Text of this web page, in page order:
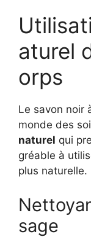
aturel
orps
Le savon noir
monde des
naturel qui
gréable à
plus naturelle.
sage